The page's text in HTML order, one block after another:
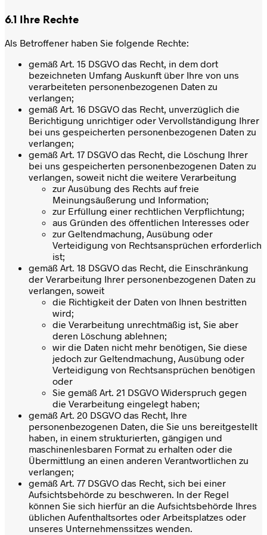
6.1 Ihre Rechte
Als Betroffener haben Sie folgende Rechte:
gemäß Art. 15 DSGVO das Recht, in dem dort
bezeichneten Umfang Auskunft über Ihre von uns
verarbeiteten personenbezogenen Daten zu
verlangen;
gemäß Art. 16 DSGVO das Recht, unverzüglich die
Berichtigung unrichtiger oder Vervollständigung Ihrer
bei uns gespeicherten personenbezogenen Daten zu
verlangen;
gemäß Art. 17 DSGVO das Recht, die Löschung Ihrer
bei uns gespeicherten personenbezogenen Daten zu
verlangen, soweit nicht die weitere Verarbeitung
zur Ausübung des Rechts auf freie
Meinungsäußerung und Information;
zur Erfüllung einer rechtlichen Verpflichtung;
aus Gründen des öffentlichen Interesses oder
zur Geltendmachung, Ausübung oder
Verteidigung von Rechtsansprüchen erforderlich
ist;
gemäß Art. 18 DSGVO das Recht, die Einschränkung
der Verarbeitung Ihrer personenbezogenen Daten zu
verlangen, soweit
die Richtigkeit der Daten von Ihnen bestritten
wird;
die Verarbeitung unrechtmäßig ist, Sie aber
deren Löschung ablehnen;
wir die Daten nicht mehr benötigen, Sie diese
jedoch zur Geltendmachung, Ausübung oder
Verteidigung von Rechtsansprüchen benötigen
oder
Sie gemäß Art. 21 DSGVO Widerspruch gegen
die Verarbeitung eingelegt haben;
gemäß Art. 20 DSGVO das Recht, Ihre
personenbezogenen Daten, die Sie uns bereitgestellt
haben, in einem strukturierten, gängigen und
maschinenlesbaren Format zu erhalten oder die
Übermittlung an einen anderen Verantwortlichen zu
verlangen;
gemäß Art. 77 DSGVO das Recht, sich bei einer
Aufsichtsbehörde zu beschweren. In der Regel
können Sie sich hierfür an die Aufsichtsbehörde Ihres
üblichen Aufenthaltsortes oder Arbeitsplatzes oder
unseres Unternehmenssitzes wenden.